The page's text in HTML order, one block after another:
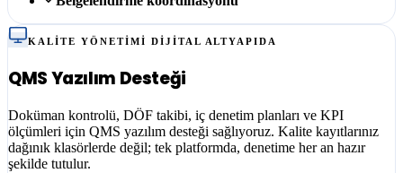
KALITE YÖNETIMI DIJITAL ALTYAPIDA
QMS Yazılım Desteği
Doküman kontrolü, DÖF takibi, iç denetim planları ve KPI
ölçümleri için QMS yazılım desteği sağlıyoruz. Kalite kayıtlarınız
dağınık klasörlerde değil; tek platformda, denetime her an hazır
şekilde tutulur.